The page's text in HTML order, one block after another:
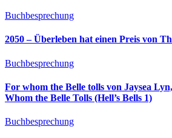
Buchbesprechung
2050 – Überleben hat einen Preis von
Buchbesprechung
For whom the Belle tolls von Jaysea Lyn, ‎ Penhaligon
Whom the Belle Tolls (Hell’s Bells 1)
Buchbesprechung